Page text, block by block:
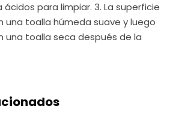
para limpiar. 3. La superficie
una toalla húmeda suave y luego
una toalla seca después de la